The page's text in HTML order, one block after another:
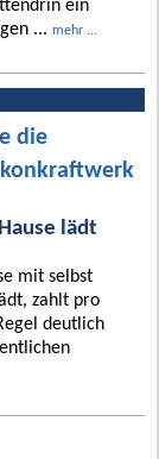
ein
... mehr ...
die
lädt
mit selbst
zahlt pro
deutlich